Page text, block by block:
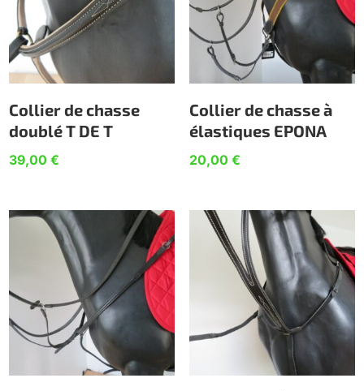
Collier de chasse
doublé T DE T
39,00€
Collier de chasse à
élastiques EPONA
20,00 €